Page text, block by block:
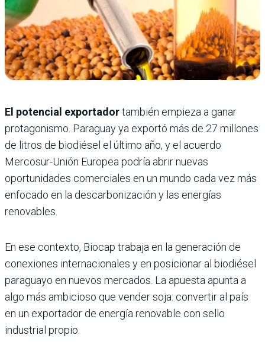
El potencial exportadortambién empieza a ganar
protagonismo. Paraguay ya exportó más de 27 millones
de litros de biodiésel el último año, y el acuerdo
Mercosur-Unión Europea podría abrir nuevas
oportunidades comerciales en un mundo cada vez más
enfocado en la descarbonización y las energías
renovables.
En ese contexto, Biocap trabaja en la generación de
conexiones internacionales y en posicionar al biodiésel
paraguayo en nuevos mercados. La apuesta apunta a
algo más ambicioso que vender soja: convertir al país
en un exportador de energía renovable con sello
industrial propio.